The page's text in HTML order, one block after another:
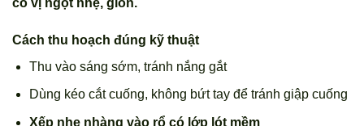
Cách thu hoạch đúng kỹ thuật
Thu vào sáng sớm, tránh nắng gắt
Dùng kéo cắt cuống, không bứt tay để tránh giập cuống
Xếp nhẹ nhàng vào rổ có lớp lót mềm